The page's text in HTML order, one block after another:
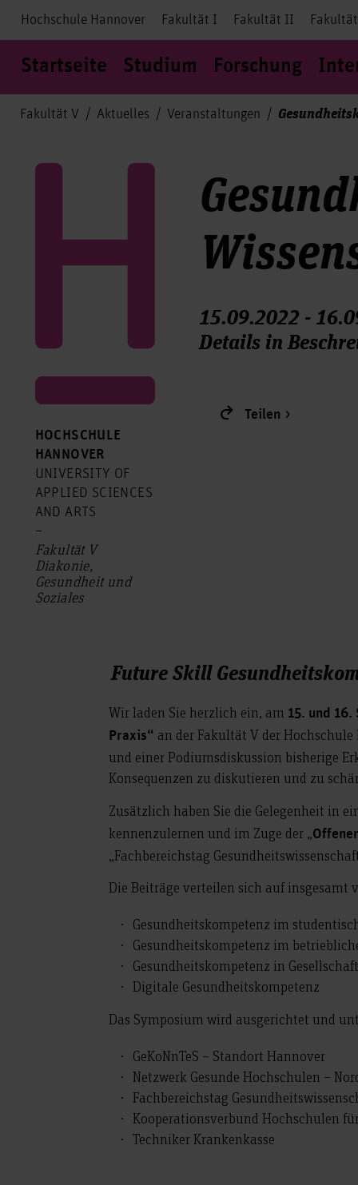
Hochschule Hannover Fakultät I Fakultät II
Startseite Studium Forschung
Fakultät V Aktuelles Veranstaltungen
HOCHSCHULE
HANNOVER
UNIVERSITY OF
APPLIED SCIENCES
AND ARTS
–
Fakultät V
Diakonie,
Gesundheit und
Soziales
15.09.2022 -
Details in
Teilen
Future Skill
Wir laden Sie herzlich ein, am 15. und
Praxis“ an der Fakultät V der
und einer Podiumsdiskussion bisherige
Konsequenzen zu diskutieren und zu
Zusätzlich haben Sie die Gelegenheit in
kennenzulernen und im Zuge der „
„Fachbereichstag
Die Beiträge verteilen sich auf insgesamt
Gesundheitskompetenz im
Gesundheitskompetenz im
Gesundheitskompetenz in
Digitale Gesundheitskompetenz
Das Symposium wird ausgerichtet und
GeKoNnTeS – Standort Hannover
Netzwerk Gesunde Hochschulen –
Fachbereichstag
Kooperationsverbund Hochschulen
Techniker Krankenkasse